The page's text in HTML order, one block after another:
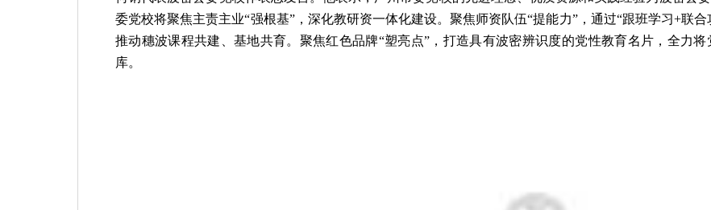
委党校将聚焦主责主业“强根基”，深化教研资一体化建设。聚焦师资队伍“提能力”，通过“跟班学习+联合
推动穗波课程共建、基地共育。聚焦红色品牌“塑亮点”，打造具有波密辨识度的党性教育名片，全力
库。